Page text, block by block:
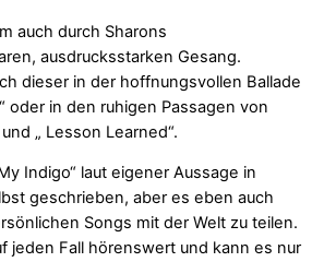
auch durch Sharons
ausdrucksstarken Gesang.
dieser in der hoffnungsvollen Ballade
oder in den ruhigen Passagen von
„ Lesson Learned“.
Indigo“ laut eigener Aussage in
geschrieben, aber es eben auch
Songs mit der Welt zu teilen.
jeden Fall hörenswert und kann es nur